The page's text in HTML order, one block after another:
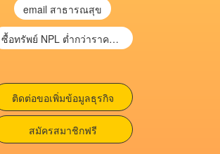
email สาธารณสุข
ซื้อทรัพย์ NPL ต่ำกว่าราคาตลาด 30-70% แบบไม่ต้องไปประมูล”
ติดต่อขอเพิ่มข้อมูลธุรกิจ
สมัครสมาชิกฟรี